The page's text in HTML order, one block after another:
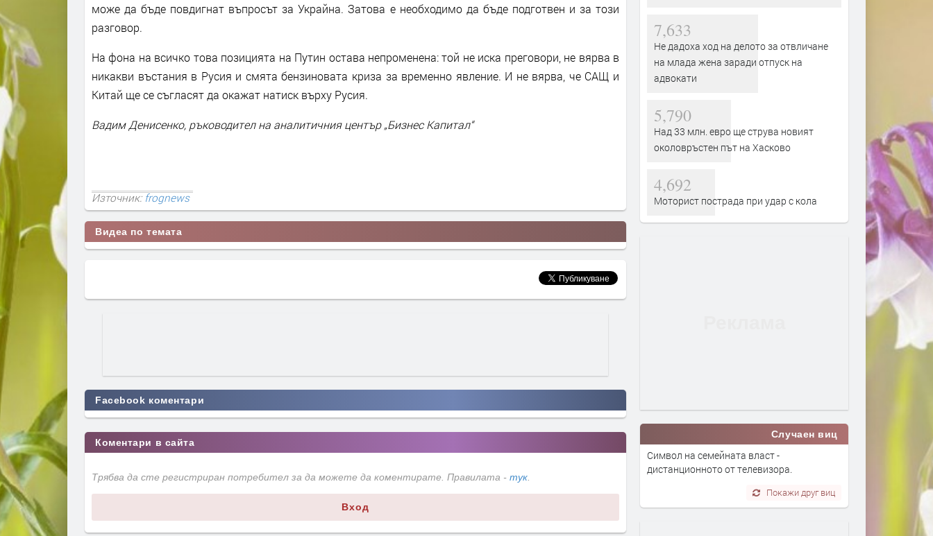
може да бъде повдигнат въпросът за Украйна. Затова е необходимо да бъде подготвен и за този
разговор.
На фона на всичко това позицията на Путин остава непроменена: той не иска преговори, не вярва в
никакви въстания в Русия и смята бензиновата криза за временно явление. И не вярва, че САЩ и
Китай ще се съгласят да окажат натиск върху Русия.
Вадим Денисенко, ръководител на аналитичния център „Бизнес Капитал“
Източник: frognews
Видеа по темата
Facebook коментари
Коментари в сайта
Трябва да сте регистриран потребител за да можете да коментирате. Правилата - тук
Вход
7,633
Не дадоха ход на делото за отвличане
на млада жена заради отпуск на
адвокати
5,790
Над 33 млн. евро ще струва новият
околовръстен път на Хасково
4,692
Моторист пострада при удар с кола
Случаен виц
Символ на семейната власт -
дистанционното от телевизора.
Покажи друг виц